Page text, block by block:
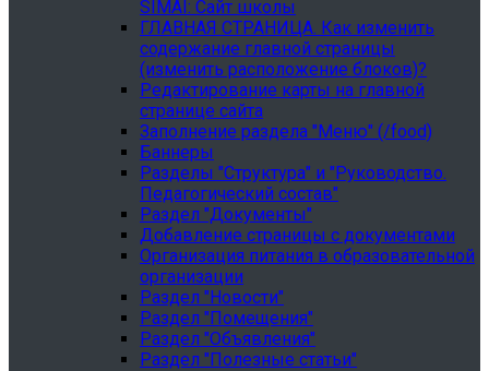
SIMAI: Сайт школы
ГЛАВНАЯ СТРАНИЦА. Как изменить
содержание главной страницы
(изменить расположение блоков)?
Редактирование карты на главной
странице сайта
Заполнение раздела "Меню" (/food)
Баннеры
Разделы "Структура" и "Руководство.
Педагогический состав"
Раздел "Документы"
Добавление страницы с документами
Организация питания в образовательной
организации
Раздел "Новости"
Раздел "Помещения"
Раздел "Объявления"
Раздел "Полезные статьи"